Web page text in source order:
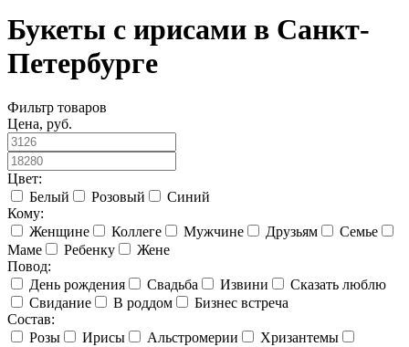
Букеты с ирисами в Санкт-
Петербурге
Фильтр товаров
Цена, руб.
Цвет:
Белый
Розовый
Синий
Кому:
Женщине
Коллеге Мужчине Друзьям
Семье
Маме
Ребенку
Жене
Повод:
День рождения
Свадьба Извини
Сказать люблю
Свидание
В роддом
Бизнес встреча
Состав:
Розы
Ирисы Альстромерии
Хризантемы